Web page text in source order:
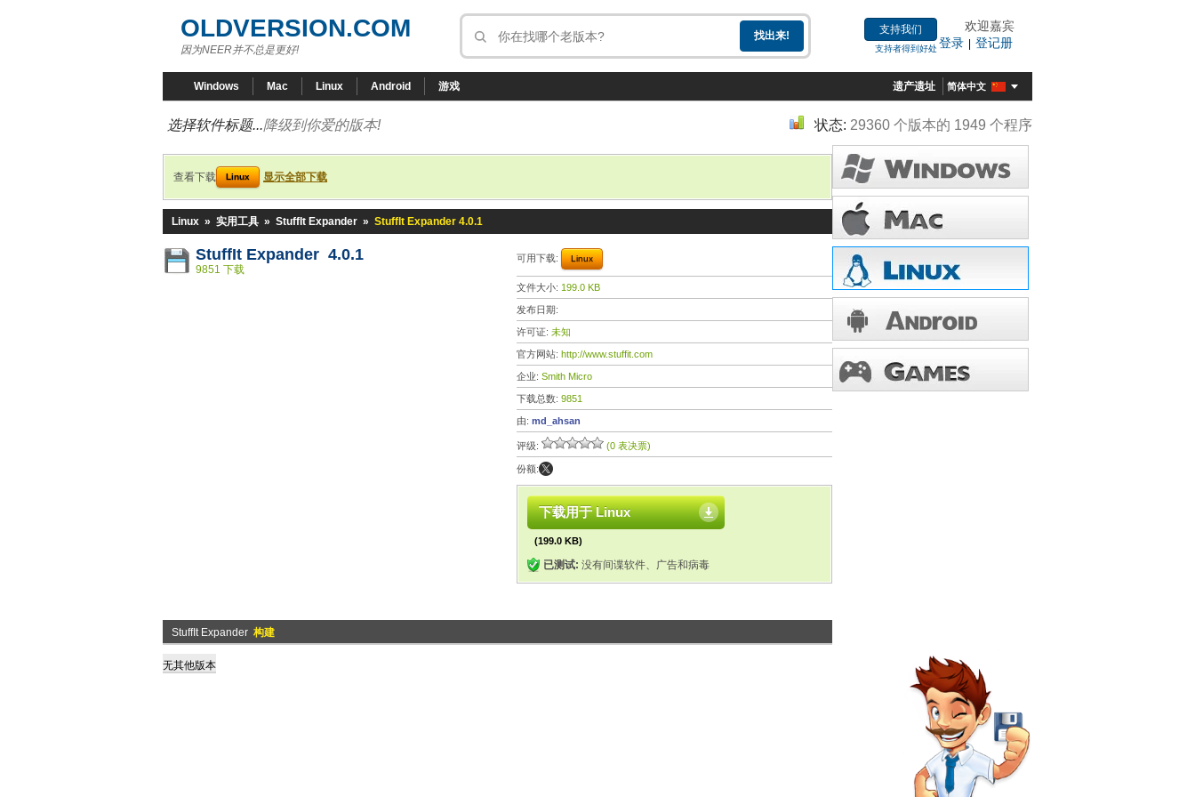
OLDVERSION.COM
因为NEER并不总是更好!
支持我们
支持者得到好处
欢迎嘉宾
登录 | 登记册
Windows Mac Linux Android 游戏 遗产遗址 简体中文
选择软件标题...降级到你爱的版本! 状态: 29360 个版本的 1949 个程序
查看下载 Linux 显示全部下载
Linux » 实用工具 » StuffIt Expander » StuffIt Expander 4.0.1
StuffIt Expander 4.0.1
9851 下载
可用下载: Linux
文件大小: 199.0 KB
发布日期:
许可证: 未知
官方网站: http://www.stuffit.com
企业: Smith Micro
下载总数: 9851
由: md_ahsan
评级: (0 表决票)
份额:
下载用于 Linux
(199.0 KB)
已测试: 没有间谍软件、广告和病毒
StuffIt Expander 构建
无其他版本